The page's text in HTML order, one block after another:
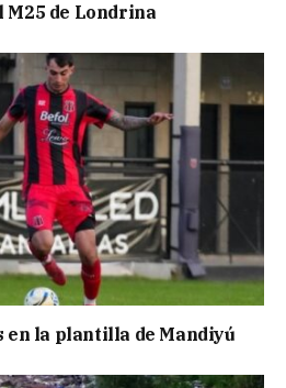
M25 de Londrina
en la plantilla de Mandiyú